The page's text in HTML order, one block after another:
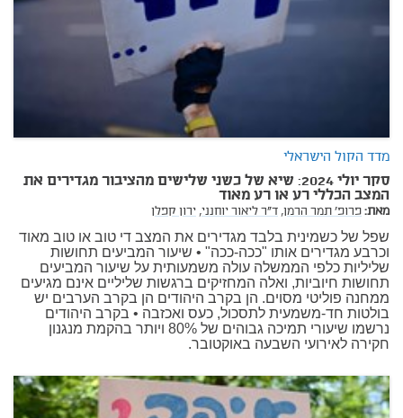
מדד הקול הישראלי
סקר יולי 2024: שיא של כשני שלישים מהציבור מגדירים את
המצב הכללי רע או רע מאוד
מאת:פרופ' תמר הרמן, ד"ר ליאור יוחנני, ירון קפלן
שפל של כשמינית בלבד מגדירים את המצב די טוב או טוב מאוד
וכרבע מגדירים אותו "ככה-ככה" • שיעור המביעים תחושות
שליליות כלפי הממשלה עולה משמעותית על שיעור המביעים
תחושות חיוביות, ואלה המחזיקים ברגשות שליליים אינם מגיעים
ממחנה פוליטי מסוים. הן בקרב היהודים הן בקרב הערבים יש
בולטות חד-משמעית לתסכול, כעס ואכזבה • בקרב היהודים
נרשמו שיעורי תמיכה גבוהים של 80% ויותר בהקמת מנגנון
חקירה לאירועי השבעה באוקטובר.